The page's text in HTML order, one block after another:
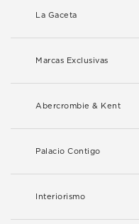
La Gaceta
Marcas Exclusivas
Abercrombie & Kent
Palacio Contigo
Interiorismo